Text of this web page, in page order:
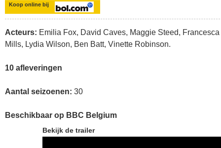
Koop online bij
Acteurs: Emilia Fox, David Caves, Maggie Steed, Francesca
Mills, Lydia Wilson, Ben Batt, Vinette Robinson.
10 afleveringen
Aantal seizoenen: 30
Beschikbaar op BBC Belgium
Bekijk de trailer